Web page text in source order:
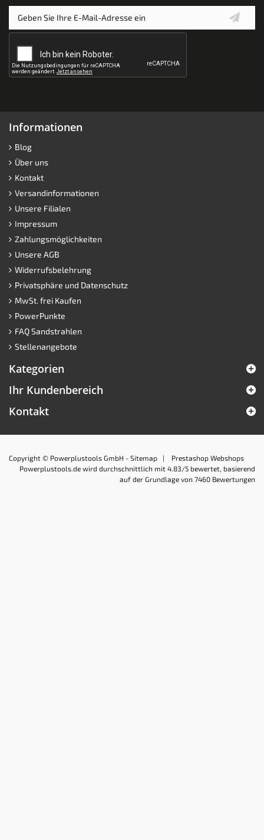
Informationen
Blog
Über uns
Kontakt
Versandinformationen
Unsere Filialen
Impressum
Zahlungsmöglichkeiten
Unsere AGB
Widerrufsbelehrung
Privatsphäre und Datenschutz
MwSt. frei Kaufen
PowerPunkte
FAQ Sandstrahlen
Stellenangebote
Kategorien
Ihr Kundenbereich
Kontakt
Copyright © Powerplustools GmbH - Sitemap | Prestashop Webshops
Powerplustools.de wird durchschnittlich mit 4.83 /5 bewertet, basierend
auf der Grundlage von 7460 Bewertungen